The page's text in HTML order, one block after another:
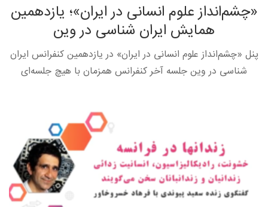
«چشم‌انداز علوم انسانی در ایران»؛ یازدهمین
همایش ایران شناسی در وین
پنل «چشم‌انداز علوم انسانی در ایران» در یازدهمین کنفرانس ایران
شناسی در وین جلسه آخر کنفرانس همزمان با هیچ جلسه‌ای